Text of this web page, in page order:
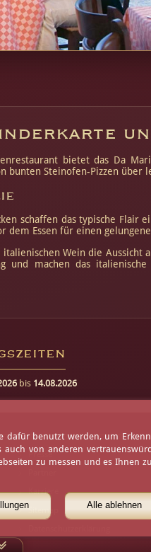
bietet das Da
Steinofen-Pizzen über
schaffen das typische
Essen für einen
Wein die Aussicht
und machen das
bis 14.08.2026
Presse
Karriere
Sitemap
dafür benutzt werden, um
von anderen
zu messen und es Ihnen
Alle ablehnen